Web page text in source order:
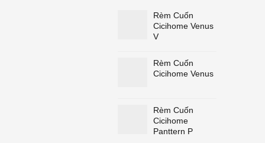
Rèm Cuốn
Cicihome Venus
V
Rèm Cuốn
Cicihome Venus
Rèm Cuốn
Cicihome
Panttern P